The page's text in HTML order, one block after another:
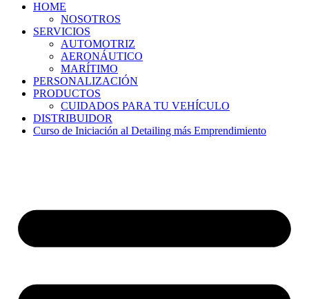
HOME
NOSOTROS
SERVICIOS
AUTOMOTRIZ
AERONÁUTICO
MARÍTIMO
PERSONALIZACIÓN
PRODUCTOS
CUIDADOS PARA TU VEHÍCULO
DISTRIBUIDOR
Curso de Iniciación al Detailing más Emprendimiento